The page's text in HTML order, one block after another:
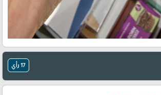
17 رأي